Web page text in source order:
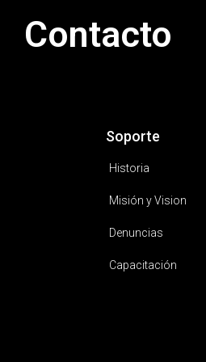
Contacto
Soporte
Historia
Misión y Vision
Denuncias
Capacitación